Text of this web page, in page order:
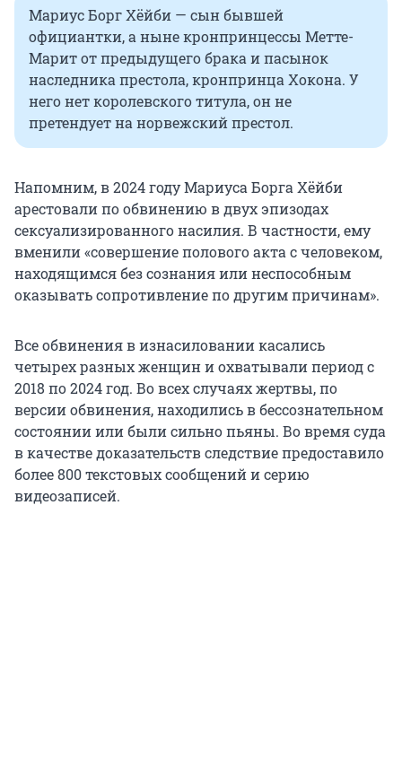
Мариус Борг Хёйби — сын бывшей
официантки, а ныне кронпринцессы Метте-
Марит от предыдущего брака и пасынок
наследника престола, кронпринца Хокона. У
него нет королевского титула, он не
претендует на норвежский престол.
Напомним, в 2024 году Мариуса Борга Хёйби
арестовали по обвинению в двух эпизодах
сексуализированного насилия. В частности, ему
вменили «совершение полового акта с человеком,
находящимся без сознания или неспособным
оказывать сопротивление по другим причинам».
Все обвинения в изнасиловании касались
четырех разных женщин и охватывали период с
2018 по 2024 год. Во всех случаях жертвы, по
версии обвинения, находились в бессознательном
состоянии или были сильно пьяны. Во время суда
в качестве доказательств следствие предоставило
более 800 текстовых сообщений и серию
видеозаписей.